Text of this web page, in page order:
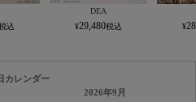
DEA
29,480
カレンダー
2026年9月